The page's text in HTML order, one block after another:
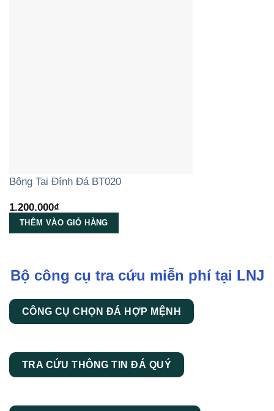
Bông Tai Đính Đá BT020
1.200.000₫
THÊM VÀO GIỎ HÀNG
Bộ công cụ tra cứu miễn phí tại LNJ
CÔNG CỤ CHỌN ĐÁ HỢP MỆNH
TRA CỨU THÔNG TIN ĐÁ QUÝ